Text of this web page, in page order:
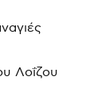
Λοΐζου